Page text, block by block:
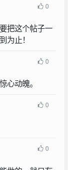
0
把这个帖子一
为止！
0
心动魄。
0
0